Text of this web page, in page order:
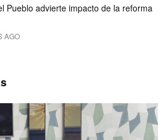
Pueblo advierte impacto de la reforma
AGO